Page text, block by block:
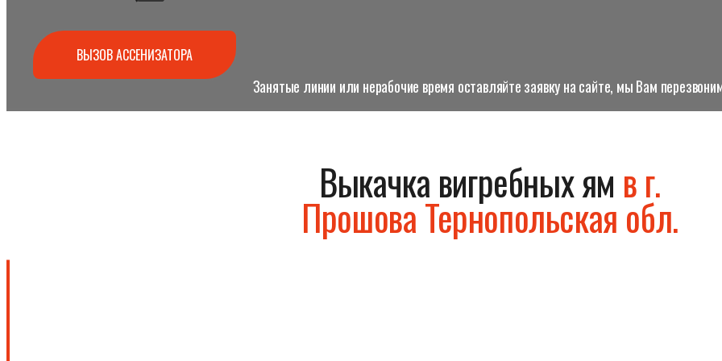
ВЫЗОВ АССЕНИЗАТОРА
Занятые линии или нерабочие время оставляйте заявку на сайте, мы Вам
Выкачка вигребных ям в г.
Прошова Тернопольская обл.